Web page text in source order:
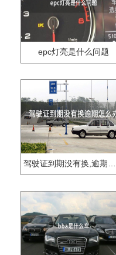
epc灯亮是什么问题
驾驶证到期没有换,逾期怎么办??